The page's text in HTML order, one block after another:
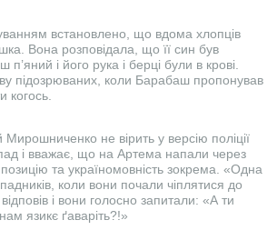
встановлено, що вдома хлопців
Вона розповідала, що її син був
і його рука і берці були в крові.
підозрюваних, коли Барабаш пропонував
когось.
Мирошниченко не вірить у версію поліції
і вважає, що на Артема напали через
позицію та україномовність зокрема. «Одна
коли вони почали чіплятися до
і вони голосно запитали: «А ти
язикє ґаваріть?!»